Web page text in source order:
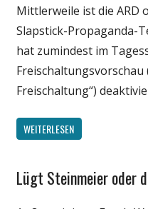
Mittlerweile ist die ARD
Slapstick-Propaganda-
hat zumindest im
Freischaltung“)
WEITERLESEN
Gesellschaft
Lügt Steinmeier oder